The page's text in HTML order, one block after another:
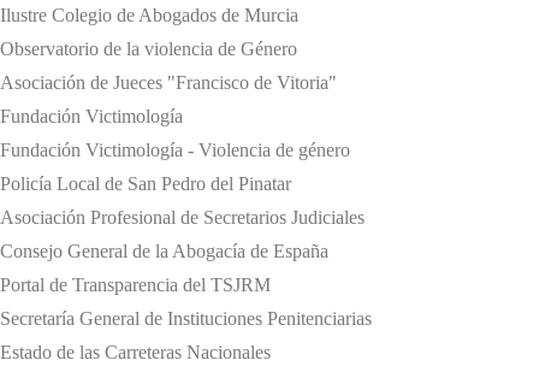
Ilustre Colegio de Abogados de Murcia
Observatorio de la violencia de Género
Asociación de Jueces "Francisco de Vitoria"
Fundación Victimología
Fundación Victimología - Violencia de género
Policía Local de San Pedro del Pinatar
Asociación Profesional de Secretarios Judiciales
Consejo General de la Abogacía de España
Portal de Transparencia del TSJRM
Secretaría General de Instituciones Penitenciarias
Estado de las Carreteras Nacionales